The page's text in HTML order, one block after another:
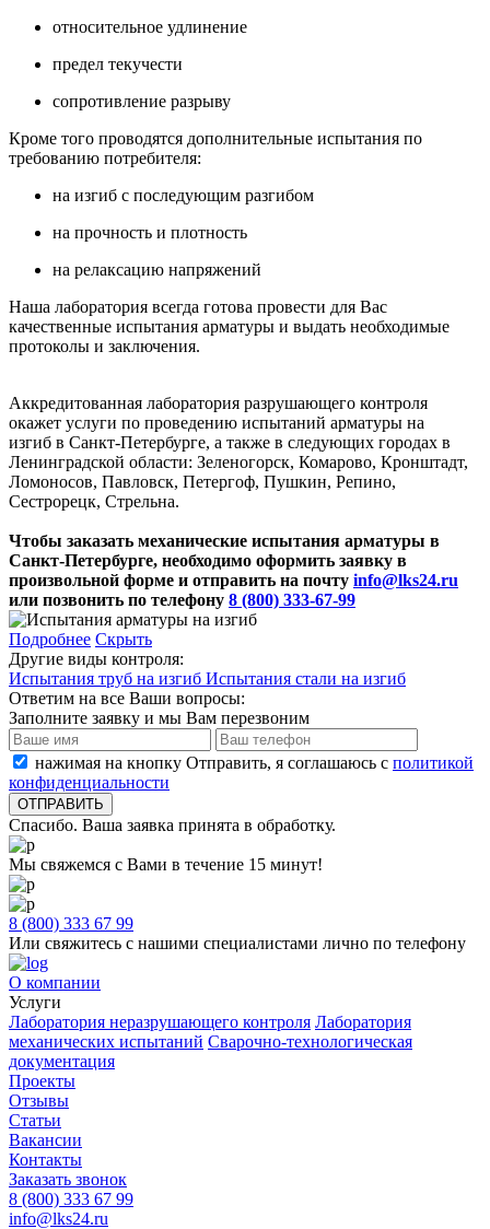
относительное удлинение
предел текучести
сопротивление разрыву
Кроме того проводятся дополнительные испытания по
требованию потребителя:
на изгиб с последующим разгибом
на прочность и плотность
на релаксацию напряжений
Наша лаборатория всегда готова провести для Вас
качественные испытания арматуры и выдать необходимые
протоколы и заключения.
Аккредитованная лаборатория разрушающего контроля
окажет услуги по проведению испытаний арматуры на
изгиб в Санкт-Петербурге, а также в следующих городах в
Ленинградской области: Зеленогорск, Комарово, Кронштадт,
Ломоносов, Павловск, Петергоф, Пушкин, Репино,
Сестрорецк, Стрельна.
Чтобы заказать механические испытания арматуры в
Санкт-Петербурге, необходимо оформить заявку в
произвольной форме и отправить на почту info@lks24.ru
или позвонить по телефону 8 (800) 333-67-99
Подробнее Скрыть
Другие виды контроля:
Испытания труб на изгиб Испытания стали на изгиб
Ответим на все Ваши вопросы:
Заполните заявку и мы Вам перезвоним
нажимая на кнопку Отправить, я соглашаюсь с политикой
конфиденциальности
Спасибо. Ваша заявка принята в обработку.
Мы свяжемся с Вами в течение 15 минут!
8 (800) 333 67 99
Или свяжитесь с нашими специалистами лично по телефону
О компании
Услуги
Лаборатория неразрушающего контроля Лаборатория
механических испытаний Сварочно-технологическая
документация
Проекты
Отзывы
Статьи
Вакансии
Контакты
Заказать звонок
8 (800) 333 67 99
info@lks24.ru